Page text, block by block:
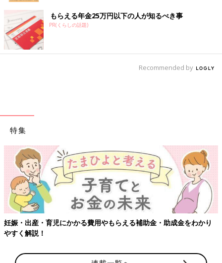
もらえる年金25万円以下の人が知るべき事
PR(くらしの話題)
Recommended by
特集
妊娠・出産・育児にかかる費用やもらえる補助金・助成金をわかり
やすく解説！